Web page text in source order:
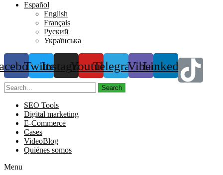
Español
English
Français
Руский
Українська
TwitterInstagramYoutubeTelegramViberLinkedin
Search
SEO Tools
Digital marketing
E-Commerce
Cases
VideoBlog
Quiénes somos
Menu